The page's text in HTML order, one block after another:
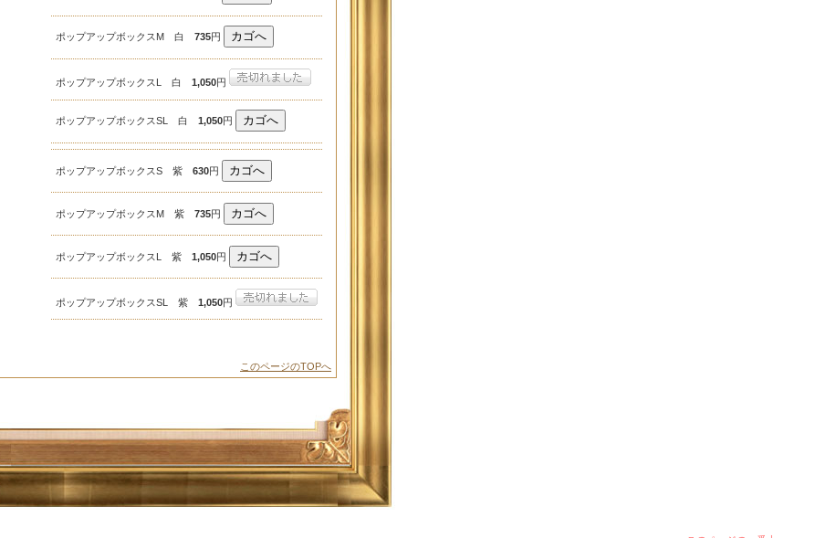
ポップアップボックスM 白 735円
ポップアップボックスL 白 1,050円
ポップアップボックスSL 白 1,050円
ポップアップボックスS 紫 630円
ポップアップボックスM 紫 735円
ポップアップボックスL 紫 1,050円
ポップアップボックスSL 紫 1,050円
このページのTOPへ